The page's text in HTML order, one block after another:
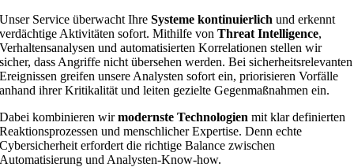
Unser Service überwacht IhreSysteme kontinuierlich und erkennt
verdächtige Aktivitäten sofort. Mithilfe vonThreat Intelligence,
Verhaltensanalysen und automatisierten Korrelationen stellen wir
sicher, dass Angriffe nicht übersehen werden. Bei sicherheitsrelevanten
Ereignissen greifen unsere Analysten sofort ein, priorisieren Vorfälle
anhand ihrer Kritikalität und leiten gezielte Gegenmaßnahmen ein.
Dabei kombinieren wirmodernste Technologien mit klar definierten
Reaktionsprozessen und menschlicher Expertise. Denn echte
Cybersicherheit erfordert die richtige Balance zwischen
Automatisierung und Analysten-Know-how.